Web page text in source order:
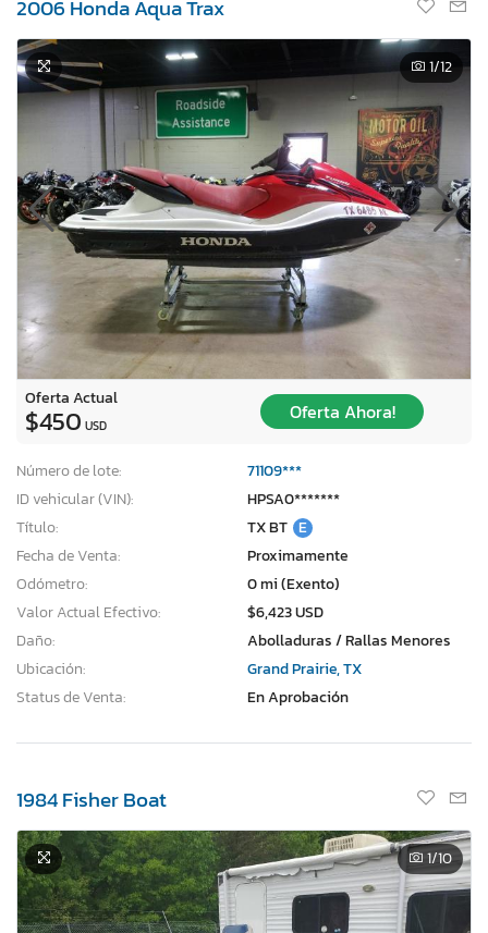
2006 Honda Aqua Trax
1/12
Oferta Actual
$450 USD
Oferta Ahora!
Número de lote:
71109***
ID vehicular (VIN):
HPSA0*******
Título:
TX BT E
Fecha de Venta:
Proximamente
Odómetro:
0 mi (Exento)
Valor Actual Efectivo:
$6,423 USD
Daño:
Abolladuras / Rallas Menores
Ubicación:
Grand Prairie, TX
Status de Venta:
En Aprobación
1984 Fisher Boat
1/10